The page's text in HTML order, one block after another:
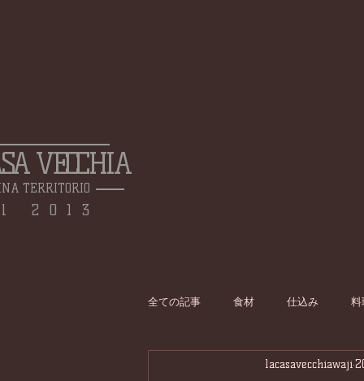
全ての記事 食材 仕込み 料
lacasavecchiawaji
VECCHIA
TERRITORIO
2013